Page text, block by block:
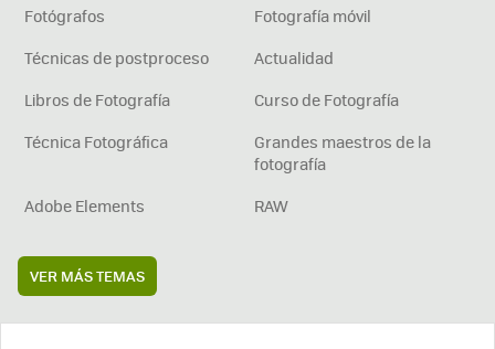
Fotógrafos
Fotografía móvil
Técnicas de postproceso
Actualidad
Libros de Fotografía
Curso de Fotografía
Técnica Fotográfica
Grandes maestros de la
fotografía
Adobe Elements
RAW
VER MÁS TEMAS